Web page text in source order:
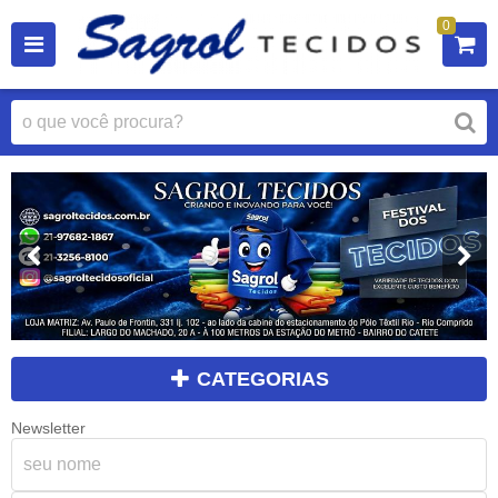
0
CATEGORIAS
Newsletter